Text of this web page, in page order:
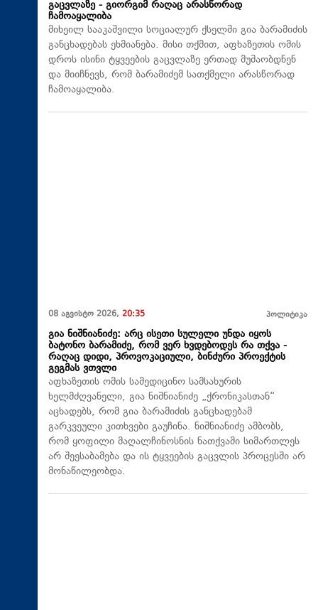
გაცვლაზე - გიორგიმ რაღაც არასწორად
ჩამოაყალიბა
მიხეილ სააკაშვილი სოციალურ ქსელში გია ბარამიძის
განცხადებას ეხმიანება. მისი თქმით, აფხაზეთის ომის
დროს ისინი ტყვეების გაცვლაზე ერთად მუშაობდნენ
და მიიჩნევს, რომ ბარამიძემ სათქმელი არასწორად
ჩამოაყალიბა.
08 აგვისტო 2026, 20:35 პოლიტიკა
გია ნიშნიანიძე: არც ისეთი სულელი უნდა იყოს
ბატონო ბარამიძე, რომ ვერ ხვდებოდეს რა თქვა -
რაღაც დიდი, პროვოკაციული, ბინძური პროექტის
გეგმას ვთვლი
აფხაზეთის ომის სამედიცინო სამსახურის
ხელმძღვანელი, გია ნიშნიანიძე „ქრონიკასთან“
აცხადებს, რომ გია ბარამიძის განცხადებამ
გარკვეული კითხვები გაუჩინა. ნიშნიანიძე ამბობს,
რომ ყოფილი მაღალჩინოსნის ნათქვამი სიმართლეს
არ შეესაბამება და ის ტყვეების გაცვლის პროცესში არ
მონაწილეობდა.